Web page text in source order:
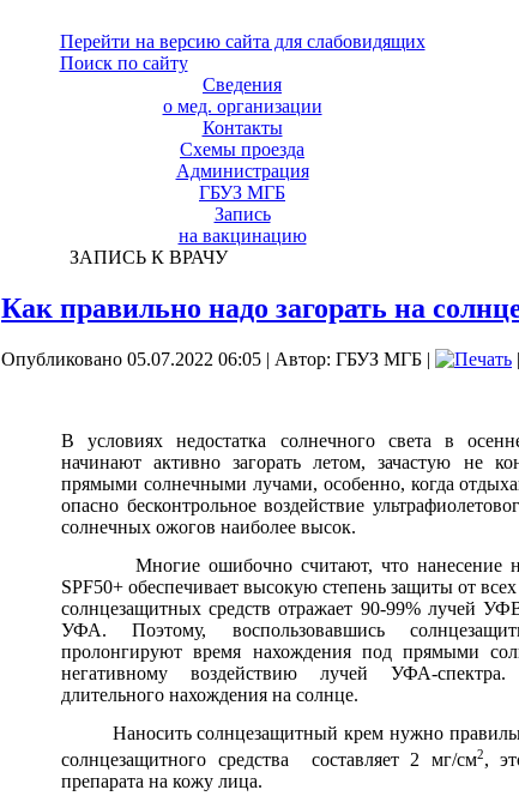
Перейти на версию сайта для слабовидящих
Поиск по сайту
Сведения
о мед. организации
Контакты
Схемы проезда
Администрация
ГБУЗ МГБ
Запись
на вакцинацию
ЗАПИСЬ К ВРАЧУ
Как правильно надо загорать на
Опубликовано 05.07.2022 06:05 | Автор: ГБУЗ МГБ |
В условиях недостатка солнечного света в
начинают активно загорать летом, зачастую не
прямыми солнечными лучами, особенно, когда
опасно бесконтрольное воздействие
солнечных ожогов наиболее высок.
Многие ошибочно считают, что нанесение на
SPF50+ обеспечивает высокую степень защиты от
солнцезащитных средств отражает 90-99% лучей
УФА. Поэтому, воспользовавшись
пролонгируют время нахождения под прямыми
негативному воздействию лучей УФА-
длительного нахождения на солнце.
Наносить солнцезащитный крем нужно
солнцезащитного средства составляет 2 мг/см2,
препарата на кожу лица.